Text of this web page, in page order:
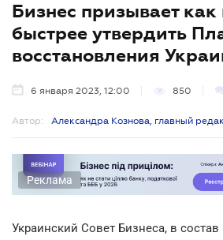
Бизнес призывает
быстрее утвердить
восстановления
6 января 2023, 12:00 850
Автор: Александра Кознова, главный
Реклама
Украинский Совет Бизнеса, в состав